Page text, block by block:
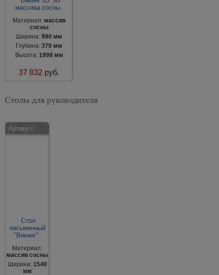
массива сосны
Материал: массив
сосны
Ширина: 980 мм
Глубина:370 мм
Высота: 1998 мм
37 832 руб.
Столы для руководителя
Артикул:
Стол
письменный
"Викинг"
Материал:
массив сосны
Ширина: 1540
мм